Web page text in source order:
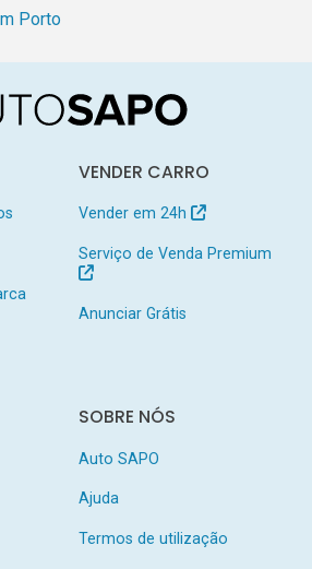
Porto
VENDER CARRO
Vender em 24h
Serviço de Venda Premium
Anunciar Grátis
SOBRE NÓS
Auto SAPO
Ajuda
Termos de utilização